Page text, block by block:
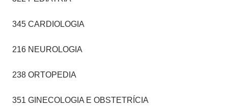
345 CARDIOLOGIA
216 NEUROLOGIA
238 ORTOPEDIA
351 GINECOLOGIA E OBSTETRÍCIA